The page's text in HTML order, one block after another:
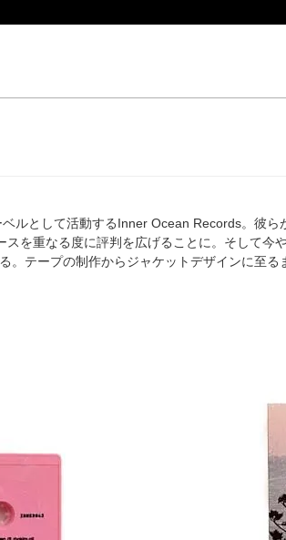
ルとして活動するInner Ocean Records。彼
を重なる度に評判を広げることに。そして
。テープの制作からジャケットデザインに至